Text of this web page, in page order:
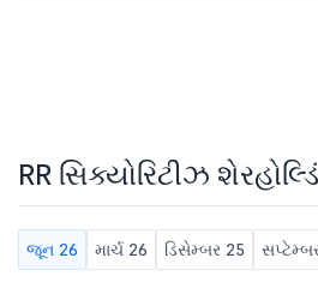
RR સિક્યોરિટીઝ
જૂન 26 માર્ચ 26 ડિસેમ્બર 25